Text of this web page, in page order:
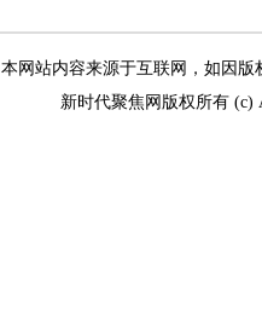
本网站内容来源于互联网，如因版
新时代聚焦网版权所有 (c)